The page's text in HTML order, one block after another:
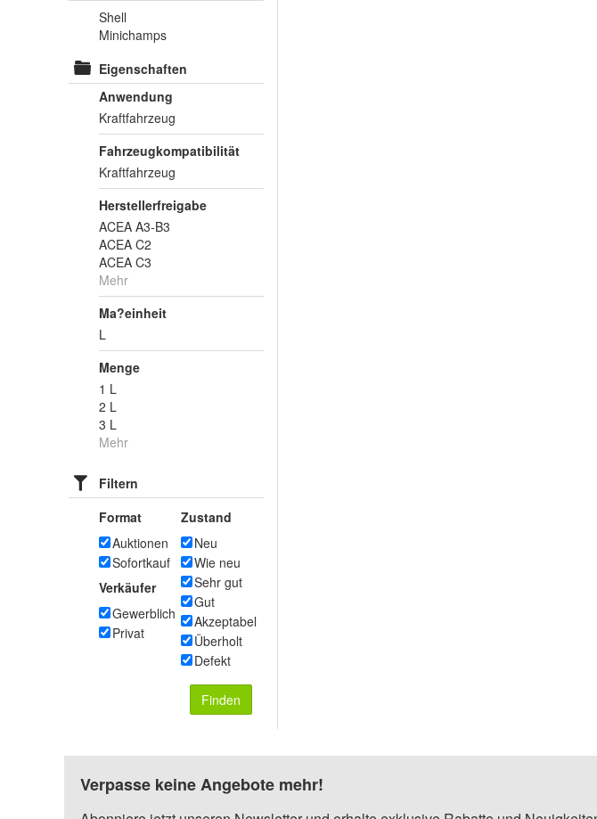
Shell
Minichamps
Eigenschaften
Anwendung
Kraftfahrzeug
Fahrzeugkompatibilität
Kraftfahrzeug
Herstellerfreigabe
ACEA A3-B3
ACEA C2
ACEA C3
Mehr
Ma?einheit
L
Menge
1 L
2 L
3 L
Mehr
Filtern
Format
Auktionen
Sofortkauf
Verkäufer
Gewerblich
Privat
Zustand
Neu
Wie neu
Sehr gut
Gut
Akzeptabel
Überholt
Defekt
Finden
Verpasse keine Angebote mehr!